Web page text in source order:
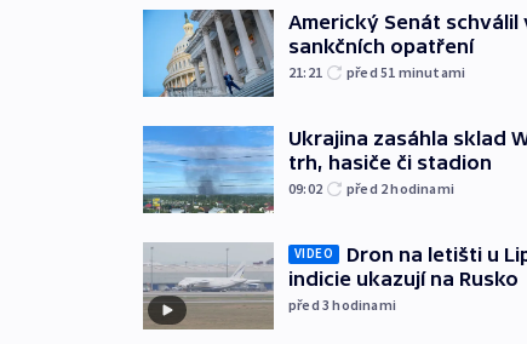
Americký Senát
sankčních opatření
21:21 před 51 minutami
Ukrajina zasáhla sklad
trh, hasiče či stadion
09:02 před 2hodinami
VIDEO
Dron na letišti u
indicie ukazují na Rusko
před 3hodinami